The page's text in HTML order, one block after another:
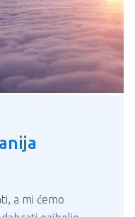
a mi ćemo